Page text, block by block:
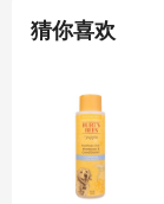
猜你喜欢